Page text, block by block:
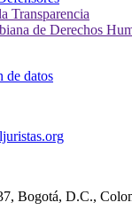
de datos
Bogotá, D.C.,